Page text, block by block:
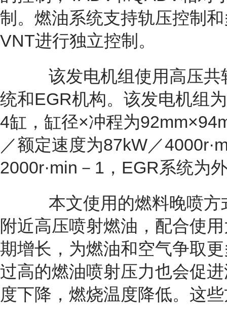
制。燃油系统支持轨压控制
VNT进行独立控制。
该发电机组使用高压共
统和EGR机构。该发电机组
4缸，缸径×冲程为
／额定速度为87kW／
2000r·min－1，EGR系统为
本文使用的燃料晚喷方
附近高压喷射燃油，配合使
期增长，为燃油和空气争取
过高的燃油喷射压力也会促
度下降，燃烧温度降低。这